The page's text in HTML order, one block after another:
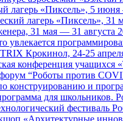
лагерь «Пиксель», 5
лагерь «Пиксель»,
31 мая — 31 августа
увлекается
Крокинол, 24-25
конференция учащихся
“Роботы против
конструированию и
для школьников.
фестиваль